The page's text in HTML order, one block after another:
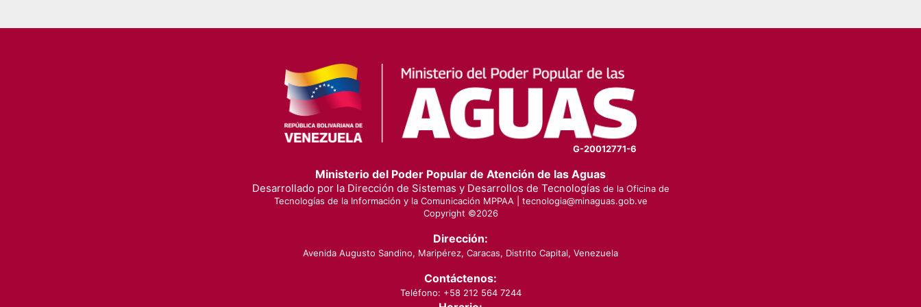
G-20012771-6
Ministerio del Poder Popular de Atención de las Aguas
Desarrollado por la Dirección de Sistemas y Desarrollos de Tecnologías de la Oficina de
Tecnologías de la Información y la Comunicación MPPAA | tecnologia@minaguas.gob.ve
Copyright ©2026
Dirección:
Avenida Augusto Sandino, Maripérez, Caracas, Distrito Capital, Venezuela
Contáctenos:
Teléfono: +58 212 564 7244